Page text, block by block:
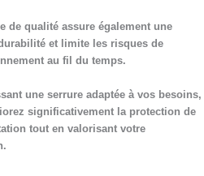
de qualité assure également une
et limite les risques de
au fil du temps.
une serrure adaptée à vos besoins,
significativement la protection de
tout en valorisant votre